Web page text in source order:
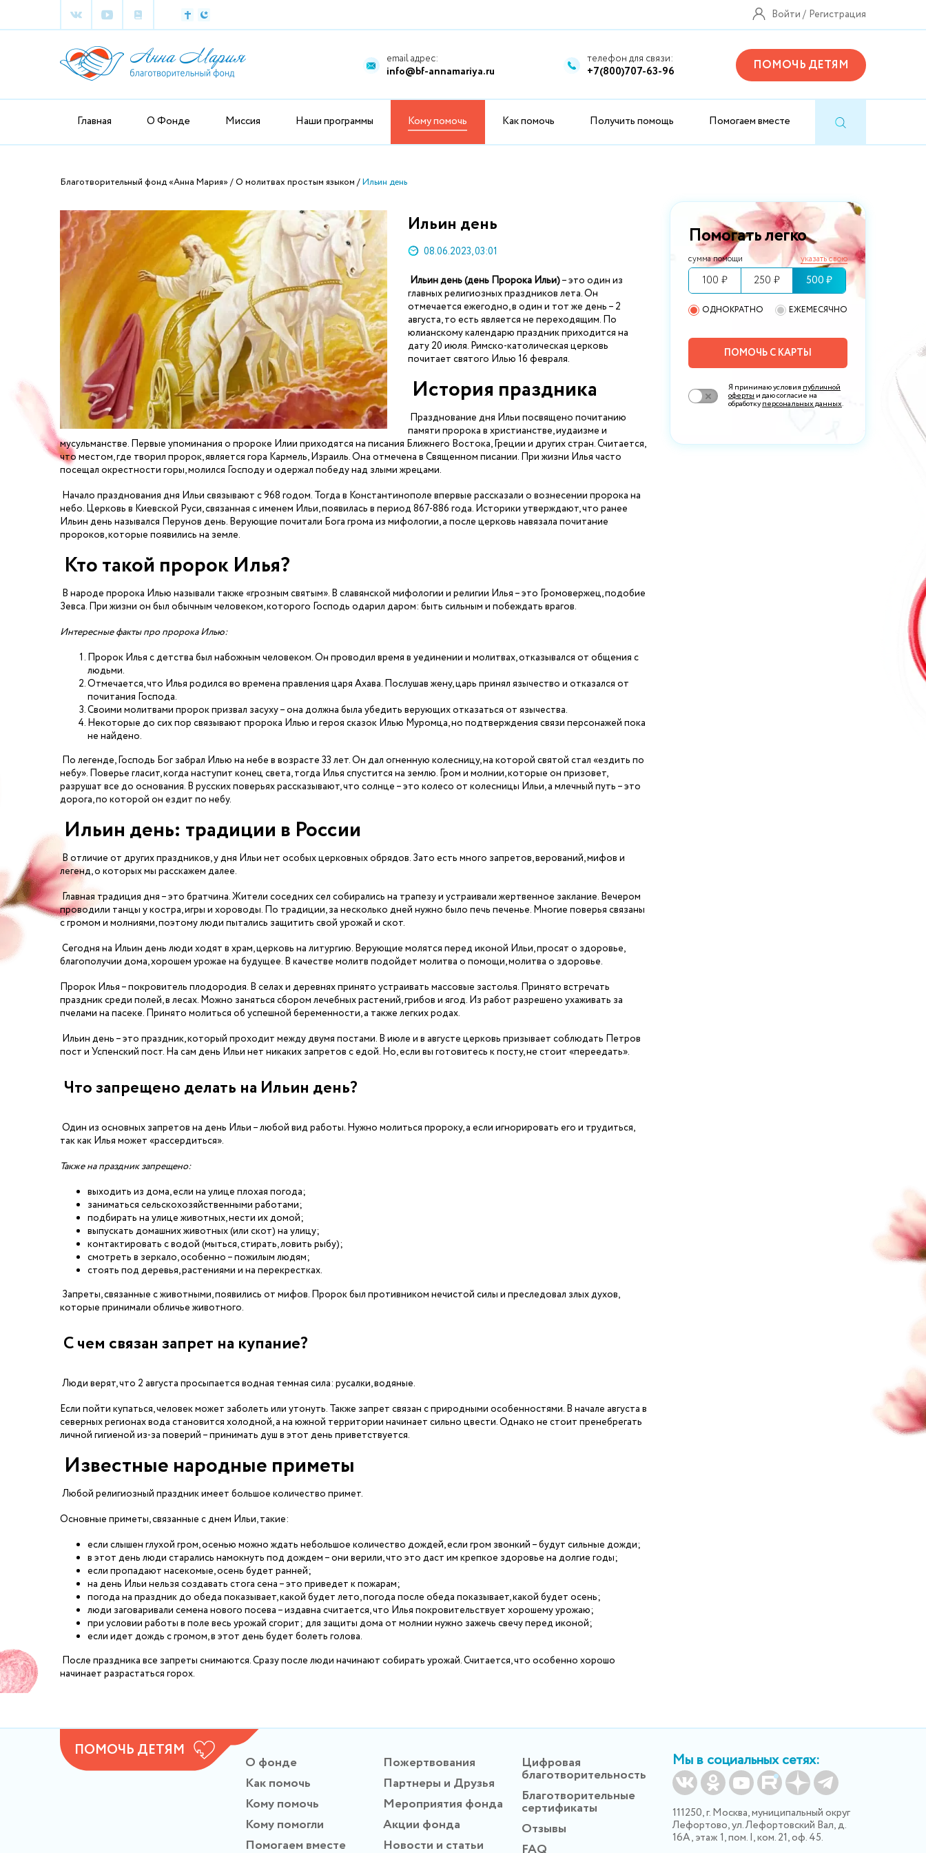
Войти Регистрация
email адрес:
info@bf-annamariya.ru
телефон для связи:
+7(800)707-63-96 ПОМОЧЬ ДЕТЯМ
Главная О Фонде Миссия Наши программы Кому помочь Как помочь Получить помощь Помогаем вместе
Благотворительный фонд «Анна Мария» О молитвах простым языком Ильин день
Помогать легко
сумма помощи указать свою
100 ₽ 250 ₽ 500 ₽
ОДНОКРАТНО ЕЖЕМЕСЯЧНО
ПОМОЧЬ С КАРТЫ
Я принимаю условия публичной
оферты и даю согласие на
обработкуперсональных данных.
Ильин день
08.06.2023, 03:01
Ильин день (день Пророка Ильи)– это один из
главных религиозных праздников лета. Он
отмечается ежегодно, в один и тот же день – 2
августа, то есть является не переходящим. По
юлианскому календарю праздник приходится на
дату 20 июля. Римско-католическая церковь
почитает святого Илью 16 февраля.
История праздника
Празднование дня Ильи посвящено почитанию
памяти пророка в христианстве, иудаизме и
мусульманстве. Первые упоминания о пророке Илии приходятся на писания Ближнего Востока, Греции и других стран. Считается,
что местом, где творил пророк, является гора Кармель, Израиль. Она отмечена в Священном писании. При жизни Илья часто
посещал окрестности горы, молился Господу и одержал победу над злыми жрецами.
Начало празднования дня Ильи связывают с 968 годом. Тогда в Константинополе впервые рассказали о вознесении пророка на
небо. Церковь в Киевской Руси, связанная с именем Ильи, появилась в период 867-886 года. Историки утверждают, что ранее
Ильин день назывался Перунов день. Верующие почитали Бога грома из мифологии, а после церковь навязала почитание
пророков, которые появились на земле.
Кто такой пророк Илья?
В народе пророка Илью называли также «грозным святым». В славянской мифологии и религии Илья – это Громовержец, подобие
Зевса. При жизни он был обычным человеком, которого Господь одарил даром: быть сильным и побеждать врагов.
Интересные факты про пророка Илью:
Пророк Илья с детства был набожным человеком. Он проводил время в уединении и молитвах, отказывался от общения с
людьми.
Отмечается, что Илья родился во времена правления царя Ахава. Послушав жену, царь принял язычество и отказался от
почитания Господа.
Своими молитвами пророк призвал засуху – она должна была убедить верующих отказаться от язычества.
Некоторые до сих пор связывают пророка Илью и героя сказок Илью Муромца, но подтверждения связи персонажей пока
не найдено.
По легенде, Господь Бог забрал Илью на небе в возрасте 33 лет. Он дал огненную колесницу, на которой святой стал «ездить по
небу». Поверье гласит, когда наступит конец света, тогда Илья спустится на землю. Гром и молнии, которые он призовет,
разрушат все до основания. В русских поверьях рассказывают, что солнце – это колесо от колесницы Ильи, а млечный путь – это
дорога, по которой он ездит по небу.
Ильин день: традиции в России
В отличие от других праздников, у дня Ильи нет особых церковных обрядов. Зато есть много запретов, верований, мифов и
легенд, о которых мы расскажем далее.
Главная традиция дня – это братчина. Жители соседних сел собирались на трапезу и устраивали жертвенное заклание. Вечером
проводили танцы у костра, игры и хороводы. По традиции, за несколько дней нужно было печь печенье. Многие поверья связаны
с громом и молниями, поэтому люди пытались защитить свой урожай и скот.
Сегодня на Ильин день люди ходят в храм, церковь на литургию. Верующие молятся перед иконой Ильи, просят о здоровье,
благополучии дома, хорошем урожае на будущее. В качестве молитв подойдет молитва о помощи, молитва о здоровье.
Пророк Илья – покровитель плодородия. В селах и деревнях принято устраивать массовые застолья. Принято встречать
праздник среди полей, в лесах. Можно заняться сбором лечебных растений, грибов и ягод. Из работ разрешено ухаживать за
пчелами на пасеке. Принято молиться об успешной беременности, а также легких родах.
Ильин день – это праздник, который проходит между двумя постами. В июле и в августе церковь призывает соблюдать Петров
пост и Успенский пост. На сам день Ильи нет никаких запретов с едой. Но, если вы готовитесь к посту, не стоит «переедать».
Что запрещено делать на Ильин день?
Один из основных запретов на день Ильи – любой вид работы. Нужно молиться пророку, а если игнорировать его и трудиться,
так как Илья может «рассердиться».
Также на праздник запрещено:
выходить из дома, если на улице плохая погода;
заниматься сельскохозяйственными работами;
подбирать на улице животных, нести их домой;
выпускать домашних животных (или скот) на улицу;
контактировать с водой (мыться, стирать, ловить рыбу);
смотреть в зеркало, особенно – пожилым людям;
стоять под деревья, растениями и на перекрестках.
Запреты, связанные с животными, появились от мифов. Пророк был противником нечистой силы и преследовал злых духов,
которые принимали обличье животного.
С чем связан запрет на купание?
Люди верят, что 2 августа просыпается водная темная сила: русалки, водяные.
Если пойти купаться, человек может заболеть или утонуть. Также запрет связан с природными особенностями. В начале августа в
северных регионах вода становится холодной, а на южной территории начинает сильно цвести. Однако не стоит пренебрегать
личной гигиеной из-за поверий – принимать душ в этот день приветствуется.
Известные народные приметы
Любой религиозный праздник имеет большое количество примет.
Основные приметы, связанные с днем Ильи, такие:
если слышен глухой гром, осенью можно ждать небольшое количество дождей, если гром звонкий – будут сильные дожди;
в этот день люди старались намокнуть под дождем – они верили, что это даст им крепкое здоровье на долгие годы;
если пропадают насекомые, осень будет ранней;
на день Ильи нельзя создавать стога сена – это приведет к пожарам;
погода на праздник до обеда показывает, какой будет лето, погода после обеда показывает, какой будет осень;
люди заговаривали семена нового посева – издавна считается, что Илья покровительствует хорошему урожаю;
при условии работы в поле весь урожай сгорит; для защиты дома от молнии нужно зажечь свечу перед иконой;
если идет дождь с громом, в этот день будет болеть голова.
После праздника все запреты снимаются. Сразу после люди начинают собирать урожай. Считается, что особенно хорошо
начинает разрастаться горох.
ПОМОЧЬ ДЕТЯМ
О фонде
Как помочь
Кому помочь
Кому помогли
Помогаем вместе
Пожертвования
Партнеры и Друзья
Мероприятия фонда
Акции фонда
Новости и статьи
Цифровая
благотворительность
Благотворительные
сертификаты
Отзывы
Мы в социальных сетях:
111250, г. Москва, муниципальный округ
Лефортово, ул. Лефортовский Вал, д.
16А, этаж 1, пом. I, ком. 21, оф. 45.